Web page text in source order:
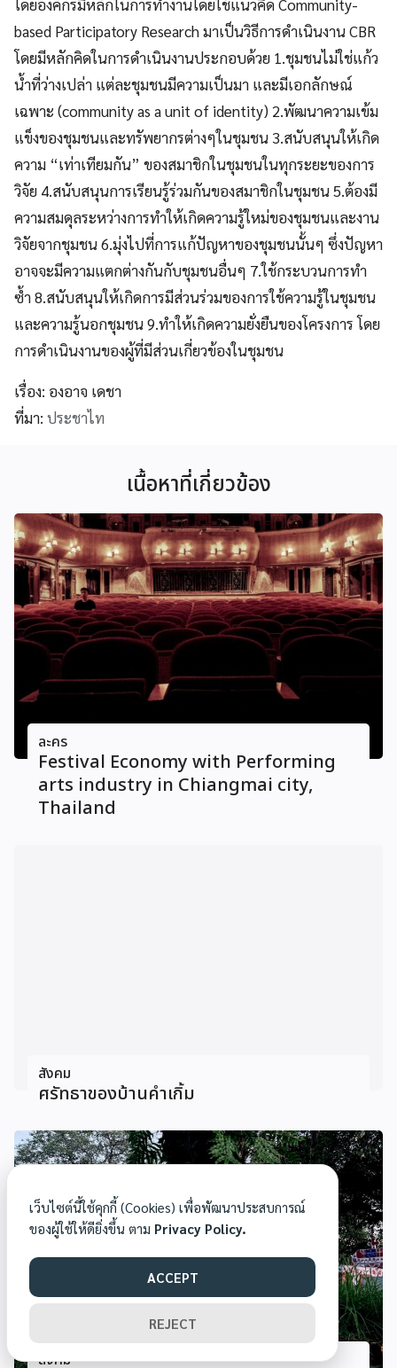
โดยองค์กรมีหลักในการทำงานโดยใช้แนวคิด Community-
based Participatory Research มาเป็นวิธีการดำเนินงาน CBR
โดยมีหลักคิดในการดำเนินงานประกอบด้วย 1.ชุมชนไม่ใช่แก้ว
น้ำที่ว่างเปล่า แต่ละชุมชนมีความเป็นมา และมีเอกลักษณ์
เฉพาะ (community as a unit of identity) 2.พัฒนาความเข้ม
แข็งของชุมชนและทรัพยากรต่างๆในชุมชน 3.สนับสนุนให้เกิด
ความ “เท่าเทียมกัน” ของสมาชิกในชุมชนในทุกระยะของการ
วิจัย 4.สนับสนุนการเรียนรู้ร่วมกันของสมาชิกในชุมชน 5.ต้องมี
ความสมดุลระหว่างการทำให้เกิดความรู้ใหม่ของชุมชนและงาน
วิจัยจากชุมชน 6.มุ่งไปที่การแก้ปัญหาของชุมชนนั้นๆ ซึ่งปัญหา
อาจจะมีความแตกต่างกันกับชุมชนอื่นๆ 7.ใช้กระบวนการทำ
ซ้ำ 8.สนับสนุนให้เกิดการมีส่วนร่วมของการใช้ความรู้ในชุมชน
และความรู้นอกชุมชน 9.ทำให้เกิดความยั่งยืนของโครงการ โดย
การดำเนินงานของผู้ที่มีส่วนเกี่ยวข้องในชุมชน
เรื่อง: องอาจ เดชา
ที่มา: ประชาไท
เนื้อหาที่เกี่ยวข้อง
ละคร
Festival Economy with Performing
arts industry in Chiangmai city,
Thailand
สังคม
ศรัทธาของบ้านคําเกิ้ม
สังคม
เว็บไซต์นี้ใช้คุกกี้ (Cookies) เพื่อพัฒนาประสบการณ์
ของผู้ใช้ให้ดียิ่งขึ้น ตาม Privacy Policy.
ACCEPT
REJECT